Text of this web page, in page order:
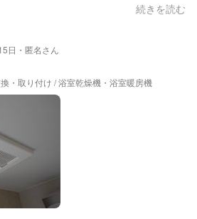
また何か困ったことがあれば、ぜひお
続きを読む
日・匿名さん
・取り付け / 浴室乾燥機・浴室暖房機